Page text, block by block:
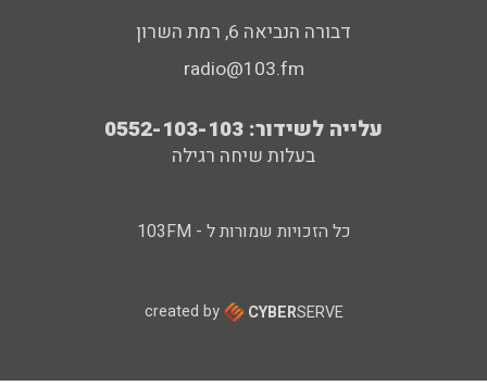
דבורה הנביאה 6, רמת השרון
radio@103.fm
עלייה לשידור: 0552-103-103
בעלות שיחה רגילה
כל הזכויות שמורות ל - 103FM
created by CYBERSERVE